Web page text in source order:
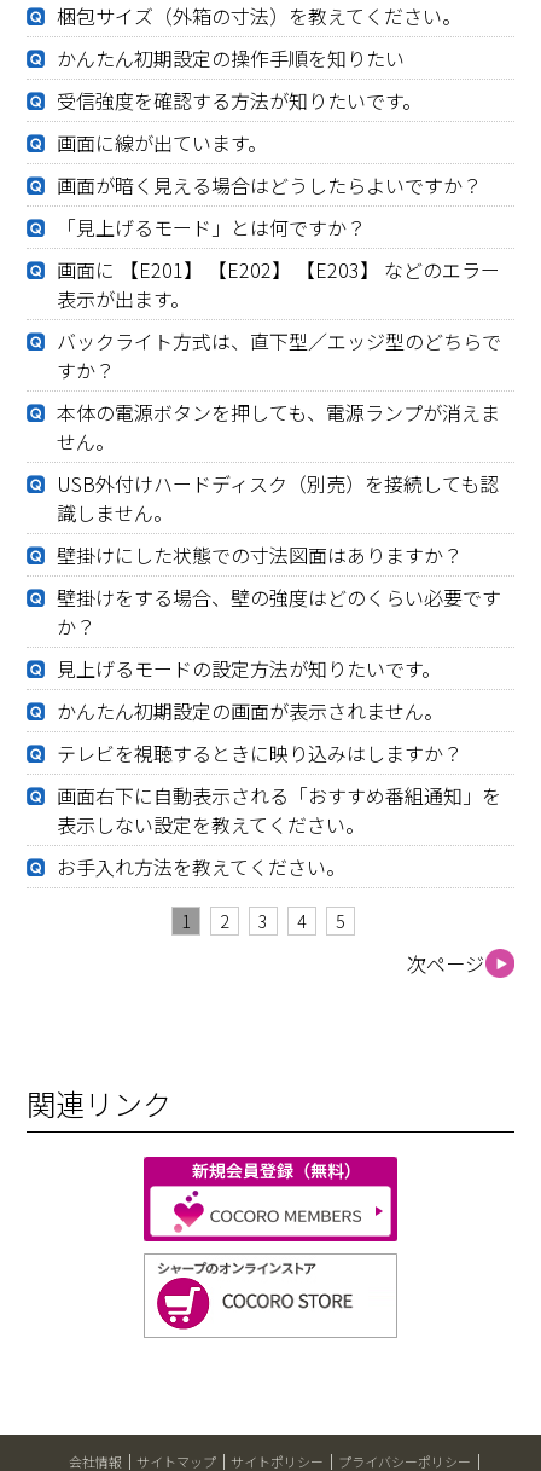
梱包サイズ（外箱の寸法）を教えてください。
かんたん初期設定の操作手順を知りたい
受信強度を確認する方法が知りたいです。
画面に線が出ています。
画面が暗く見える場合はどうしたらよいですか？
「見上げるモード」とは何ですか？
画面に 【E201】 【E202】 【E203】 などのエラー
表示が出ます。
バックライト方式は、直下型／エッジ型のどちらで
すか？
本体の電源ボタンを押しても、電源ランプが消えま
せん。
USB外付けハードディスク（別売）を接続しても認
識しません。
壁掛けにした状態での寸法図面はありますか？
壁掛けをする場合、壁の強度はどのくらい必要です
か？
見上げるモードの設定方法が知りたいです。
かんたん初期設定の画面が表示されません。
テレビを視聴するときに映り込みはしますか？
画面右下に自動表示される「おすすめ番組通知」を
表示しない設定を教えてください。
お手入れ方法を教えてください。
1 2 3 4 5
次ページ
関連リンク
会社情報 サイトマップ サイトポリシー プライバシーポリシー